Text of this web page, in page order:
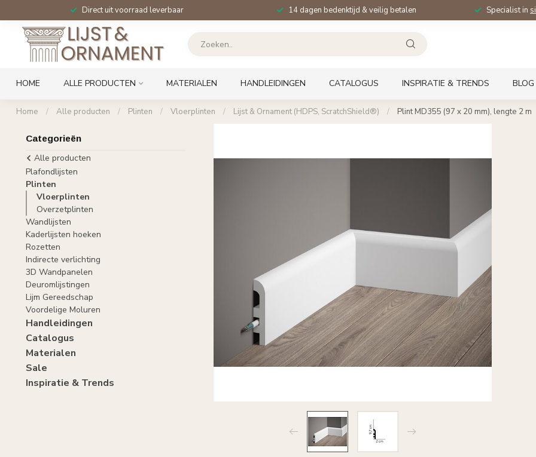
Direct uit voorraad leverbaar 14 dagen bedenktijd & veilig betalen Specialist in
HOME ALLE PRODUCTEN MATERIALEN HANDLEIDINGEN CATALOGUS INSPIRATIE & TRENDS BLOG
Home / Alle producten / Plinten / Vloerplinten / Lijst & Ornament (HDPS, ScratchShield®) / Plint MD355 (97 x 20 mm), lengte 2 m
Categorieën
Alle producten
Plafondlijsten
Plinten
Vloerplinten
Overzetplinten
Wandlijsten
Kaderlijsten hoeken
Rozetten
Indirecte verlichting
3D Wandpanelen
Deuromlijstingen
Lijm Gereedschap
Voordelige Moluren
Handleidingen
Catalogus
Materialen
Sale
Inspiratie & Trends